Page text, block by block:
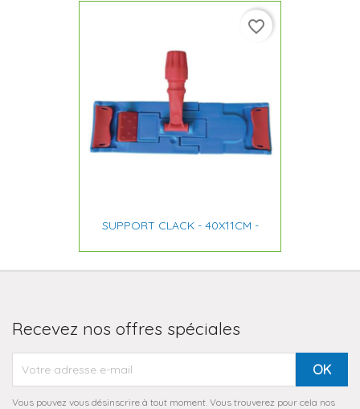
SUPPORT CLACK - 40X11CM -
favorite_border
Recevez nos offres spéciales
Vous pouvez vous désinscrire à tout moment. Vous trouverez pour cela nos